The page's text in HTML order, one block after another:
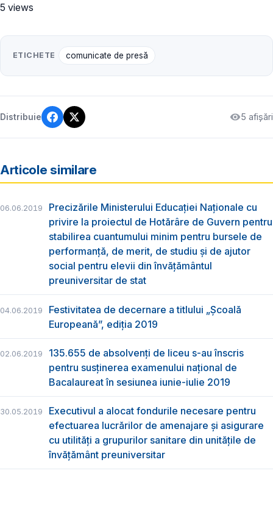
5 views
ETICHETE comunicate de presă
Distribuie 5 afișări
Articole similare
06.06.2019
Precizările Ministerului Educației Naționale cu
privire la proiectul de Hotărâre de Guvern pentru
stabilirea cuantumului minim pentru bursele de
performanță, de merit, de studiu și de ajutor
social pentru elevii din învățământul
preuniversitar de stat
04.06.2019
Festivitatea de decernare a titlului „Şcoală
Europeană”, ediția 2019
02.06.2019
135.655 de absolvenţi de liceu s-au înscris
pentru susţinerea examenului naţional de
Bacalaureat în sesiunea iunie-iulie 2019
30.05.2019
Executivul a alocat fondurile necesare pentru
efectuarea lucrărilor de amenajare și asigurare
cu utilități a grupurilor sanitare din unitățile de
învățământ preuniversitar